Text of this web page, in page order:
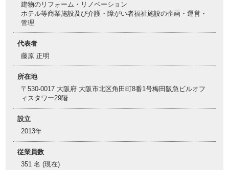
建物のリフォーム・リノベーション
ホテル等商業施設及び介護・障がい者福祉施設の企画・運営・
管理
代表者
藤原 正明
所在地
〒530-0017 大阪府 大阪市北区角田町8番1号梅田阪急ビルオフ
ィスタワー29階
設立
2013年
従業員数
351 名 (現在)